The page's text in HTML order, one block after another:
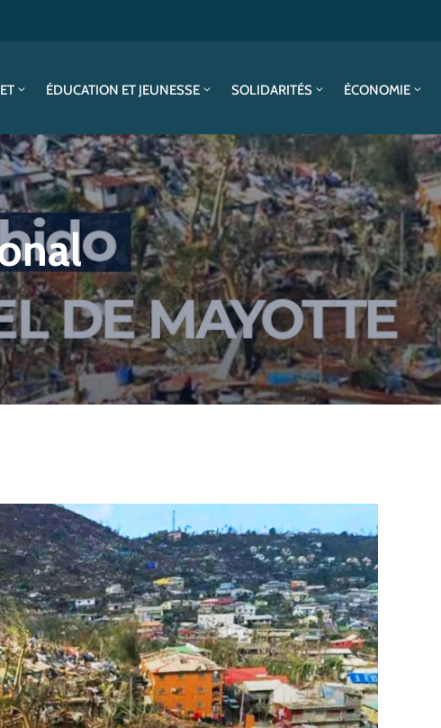
ÉDUCATION ET JEUNESSE SOLIDARITÉS ÉCONOMIE